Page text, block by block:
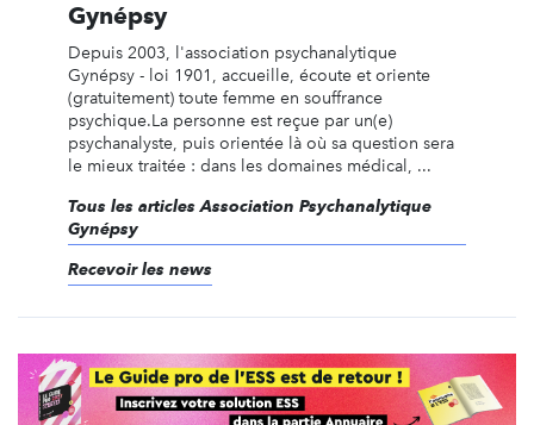
Gynépsy
Depuis 2003, l'association psychanalytique
Gynépsy - loi 1901, accueille, écoute et oriente
(gratuitement) toute femme en souffrance
psychique.La personne est reçue par un(e)
psychanalyste, puis orientée là où sa question sera
le mieux traitée : dans les domaines médical, ...
Tous les articles Association Psychanalytique
Gynépsy
Recevoir les news